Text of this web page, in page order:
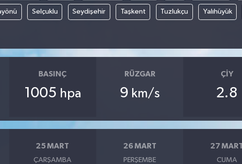
Selçuklu Seydişehir Taşkent Tuzlukçu Yalıhüyük
BASINÇ
1005 hpa
RÜZGAR
9 km/s
ÇIY
2.8
25 MART
ÇARŞAMBA
26 MART
PERŞEMBE
27
CUMA